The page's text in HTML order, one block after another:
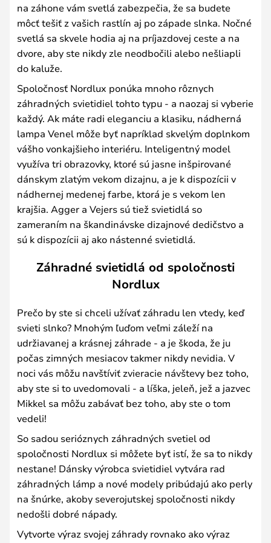
na záhone vám svetlá zabezpečia, že sa budete
môcť tešiť z vašich rastlín aj po západe slnka. Nočné
svetlá sa skvele hodia aj na príjazdovej ceste a na
dvore, aby ste nikdy zle neodbočili alebo nešliapli
do kaluže.
Spoločnosť Nordlux ponúka mnoho rôznych
záhradných svietidiel tohto typu - a naozaj si vyberie
každý. Ak máte radi eleganciu a klasiku, nádherná
lampa Venel môže byť napríklad skvelým doplnkom
vášho vonkajšieho interiéru. Inteligentný model
využíva tri obrazovky, ktoré sú jasne inšpirované
dánskym zlatým vekom dizajnu, a je k dispozícii v
nádhernej medenej farbe, ktorá je s vekom len
krajšia. Agger a Vejers sú tiež svietidlá so
zameraním na škandinávske dizajnové dedičstvo a
sú k dispozícii aj ako nástenné svietidlá.
Záhradné svietidlá od spoločnosti
Nordlux
Prečo by ste si chceli užívať záhradu len vtedy, keď
svieti slnko? Mnohým ľuďom veľmi záleží na
udržiavanej a krásnej záhrade - a je škoda, že ju
počas zimných mesiacov takmer nikdy nevidia. V
noci vás môžu navštíviť zvieracie návštevy bez toho,
aby ste si to uvedomovali - a líška, jeleň, jež a jazvec
Mikkel sa môžu zabávať bez toho, aby ste o tom
vedeli!
So sadou serióznych záhradných svetiel od
spoločnosti Nordlux si môžete byť istí, že sa to nikdy
nestane! Dánsky výrobca svietidiel vytvára rad
záhradných lámp a nové modely pribúdajú ako perly
na šnúrke, akoby severojutskej spoločnosti nikdy
nedošli dobré nápady.
Vytvorte výraz svojej záhrady rovnako ako výraz